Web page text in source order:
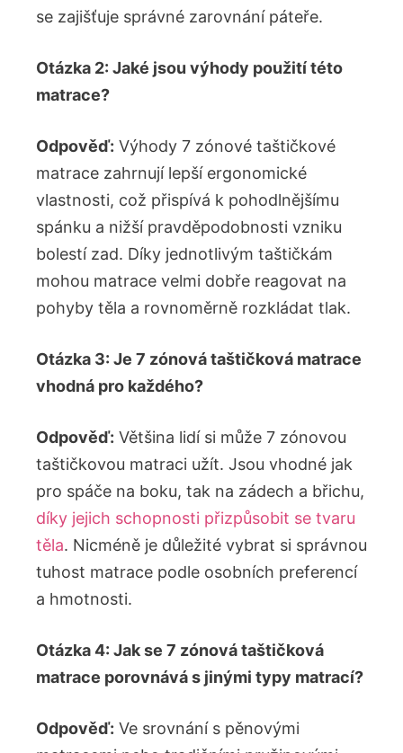
se zajišťuje správné zarovnání páteře.
Otázka 2: Jaké jsou výhody použití této
matrace?
Odpověď: Výhody 7 zónové taštičkové
matrace zahrnují lepší ergonomické
vlastnosti, což přispívá k pohodlnějšímu
spánku a nižší pravděpodobnosti vzniku
bolestí zad. Díky jednotlivým taštičkám
mohou matrace velmi dobře reagovat na
pohyby těla a rovnoměrně rozkládat tlak.
Otázka 3: Je 7 zónová taštičková matrace
vhodná pro každého?
Odpověď: Většina lidí si může 7 zónovou
taštičkovou matraci užít. Jsou vhodné jak
pro spáče na boku, tak na zádech a břichu,
díky jejich schopnosti přizpůsobit se tvaru
těla. Nicméně je důležité vybrat si správnou
tuhost matrace podle osobních preferencí
a hmotnosti.
Otázka 4: Jak se 7 zónová taštičková
matrace porovnává s jinými typy matrací?
Odpověď: Ve srovnání s pěnovými